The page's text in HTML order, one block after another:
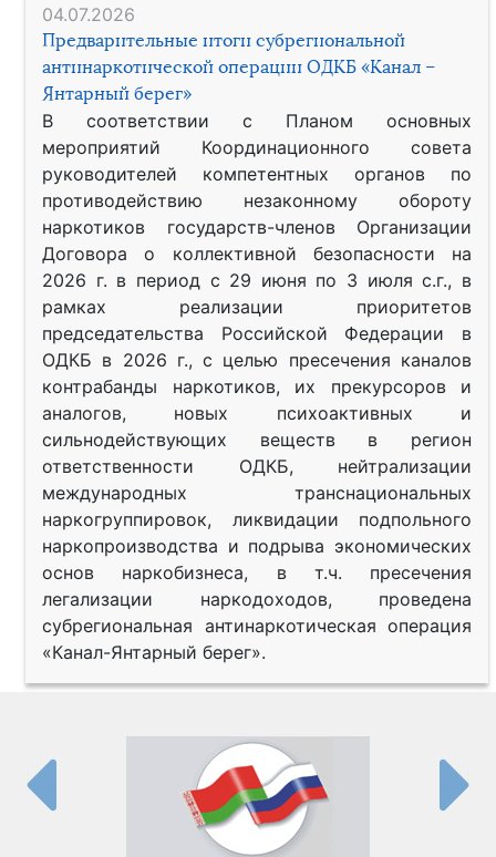
04.07.2026
Предварительные итоги субрегиональной
антинаркотической операции ОДКБ «Канал –
Янтарный берег»
В соответствии с Планом основных
мероприятий Координационного совета
руководителей компетентных органов по
противодействию незаконному обороту
наркотиков государств-членов Организации
Договора о коллективной безопасности на
2026 г. в период с 29 июня по 3 июля с.г., в
рамках реализации приоритетов
председательства Российской Федерации в
ОДКБ в 2026 г., с целью пресечения каналов
контрабанды наркотиков, их прекурсоров и
аналогов, новых психоактивных и
сильнодействующих веществ в регион
ответственности ОДКБ, нейтрализации
международных транснациональных
наркогруппировок, ликвидации подпольного
наркопроизводства и подрыва экономических
основ наркобизнеса, в т.ч. пресечения
легализации наркодоходов, проведена
субрегиональная антинаркотическая операция
«Канал-Янтарный берег».